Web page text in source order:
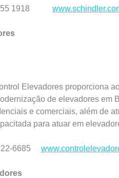
055 1918
Elevadores proporciona
de elevadores em
e comerciais, além de
para atuar em
6685